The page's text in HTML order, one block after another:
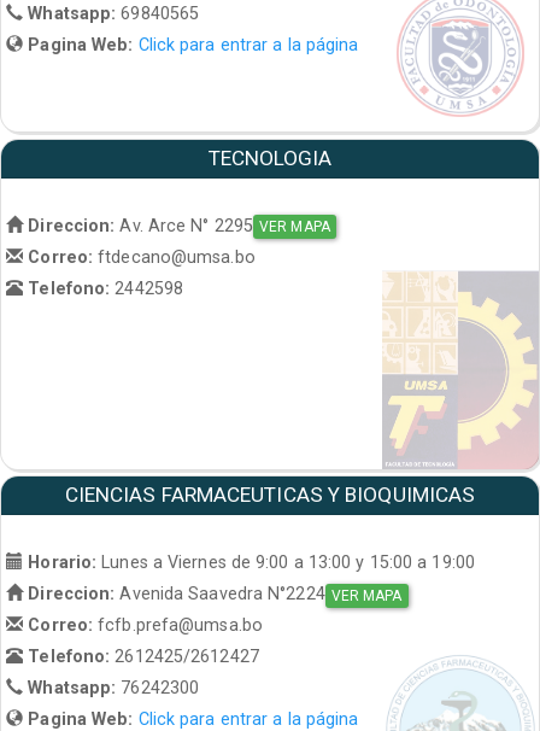
Whatsapp:69840565
Pagina Web: Click para entrar a la página
TECNOLOGIA
Direccion: Av. Arce N° 2295 VER MAPA
Correo:ftdecano@umsa.bo
Telefono: 2442598
CIENCIAS FARMACEUTICAS Y BIOQUIMICAS
Horario: Lunes a Viernes de 9:00 a 13:00 y 15:00 a 19:00
Direccion: Avenida Saavedra N°2224 VER MAPA
Correo:fcfb.prefa@umsa.bo
Telefono:2612425/2612427
Whatsapp: 76242300
Pagina Web: Click para entrar a la página